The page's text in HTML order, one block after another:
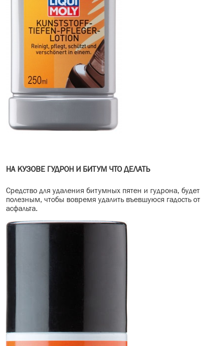
НА КУЗОВЕ ГУДРОН И БИТУМ ЧТО ДЕЛАТЬ
Средство для удаления битумных пятен и гудрона, будет
полезным, чтобы вовремя удалить въевшуюся гадость от
асфальта.